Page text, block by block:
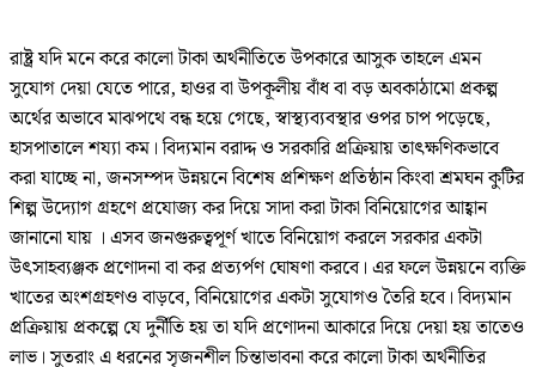
রাষ্ট্র যদি মনে করে কালো টাকা অর্থনীতিতে উপকারে আসুক তাহলে এমন
সুযোগ দেয়া যেতে পারে, হাওর বা উপকূলীয় বাঁধ বা বড় অবকাঠামো প্রকল্প
অর্থের অভাবে মাঝপথে বন্ধ হয়ে গেছে, স্বাস্থ্যব্যবস্থার ওপর চাপ পড়েছে,
হাসপাতালে শয্যা কম। বিদ্যমান বরাদ্দ ও সরকারি প্রক্রিয়ায় তাৎক্ষণিকভাবে
করা যাচ্ছে না, জনসম্পদ উন্নয়নে বিশেষ প্রশিক্ষণ প্রতিষ্ঠান কিংবা শ্রমঘন কুটির
শিল্প উদ্যোগ গ্রহণে প্রযোজ্য কর দিয়ে সাদা করা টাকা বিনিয়োগের আহ্বান
জানানো যায় । এসব জনগুরুত্বপূর্ণ খাতে বিনিয়োগ করলে সরকার একটা
উৎসাহব্যঞ্জক প্রণোদনা বা কর প্রত্যর্পণ ঘোষণা করবে। এর ফলে উন্নয়নে ব্যক্তি
খাতের অংশগ্রহণও বাড়বে, বিনিয়োগের একটা সুযোগও তৈরি হবে। বিদ্যমান
প্রক্রিয়ায় প্রকল্পে যে দুর্নীতি হয় তা যদি প্রণোদনা আকারে দিয়ে দেয়া হয় তাতেও
লাভ। সুতরাং এ ধরনের সৃজনশীল চিন্তাভাবনা করে কালো টাকা অর্থনীতির